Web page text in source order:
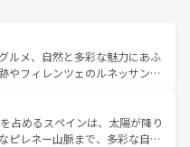
ルメ、自然と多彩な魅力にあふ
やフィレンツェのルネッサンス
田園風景やアマルフィ海岸の絶
ない。観光の合間には、本場の
イタリア料理を堪能することも
占めるスペインは、太陽が降り
ピレネー山脈まで、多彩な自然